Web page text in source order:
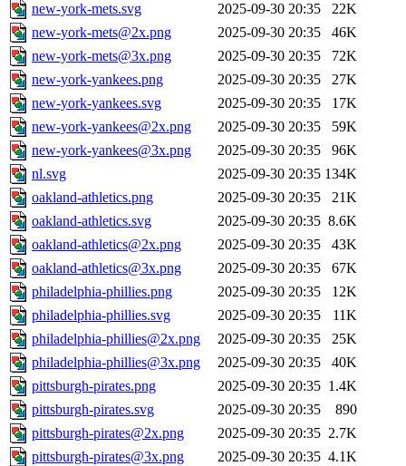
new-york-mets.svg
2025-09-30 20:35
22K
new-york-mets@2x.png
2025-09-30 20:35
46K
new-york-mets@3x.png
2025-09-30 20:35
72K
new-york-yankees.png
2025-09-30 20:35
27K
new-york-yankees.svg
2025-09-30 20:35
17K
new-york-yankees@2x.png
2025-09-30 20:35
59K
new-york-yankees@3x.png
2025-09-30 20:35
96K
nl.svg
2025-09-30 20:35 134K
oakland-athletics.png
2025-09-30 20:35
21K
oakland-athletics.svg
2025-09-30 20:35 8.6K
oakland-athletics@2x.png
2025-09-30 20:35
43K
oakland-athletics@3x.png
2025-09-30 20:35
67K
philadelphia-phillies.png
2025-09-30 20:35
12K
philadelphia-phillies.svg
2025-09-30 20:35
11K
philadelphia-phillies@2x.png
2025-09-30 20:35
25K
philadelphia-phillies@3x.png
2025-09-30 20:35
40K
pittsburgh-pirates.png
2025-09-30 20:35 1.4K
pittsburgh-pirates.svg
2025-09-30 20:35
890
pittsburgh-pirates@2x.png
2025-09-30 20:35 2.7K
pittsburgh-pirates@3x.png
2025-09-30 20:35 4.1K